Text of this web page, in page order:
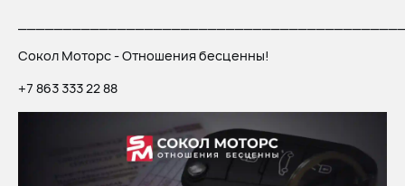
Сокол Моторс - Отношения бесценны!
+7 863 333 22 88